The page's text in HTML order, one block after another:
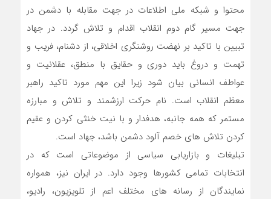
محتوا و شبکه ملی اطلاعات در جهت مقابله با دشمن در
جهت مسیر گام دوم انقلاب اقدام و تلاش گردد. در جهاد
تبیین با تاکید بر نهضت روشنگری اخلاقی، از دشنام، فریب و
تهمت و دروغ باید دوری و حقایق با منطق، عقلانیت و
عواطف انسانی بیان شود زیرا این مهم مورد تاکید راهبر
معظم انقلاب است. نام حرکت ارزشمند و تلاش و مبارزه
مستمر که همه جانبه، هدفدار و با نیت خنثی کردن و عقیم
کردن تلاش های خصم آلود دشمن باشد، جهاد است.
تبلیغات و بازاریابی سیاسی از موضوعاتی است که در
انتخابات تمامی کشورها وجود دارد. در ایران نیز، همواره
نمایندگان از رسانه های مختلف اعم از تلویزیون، رادیو،